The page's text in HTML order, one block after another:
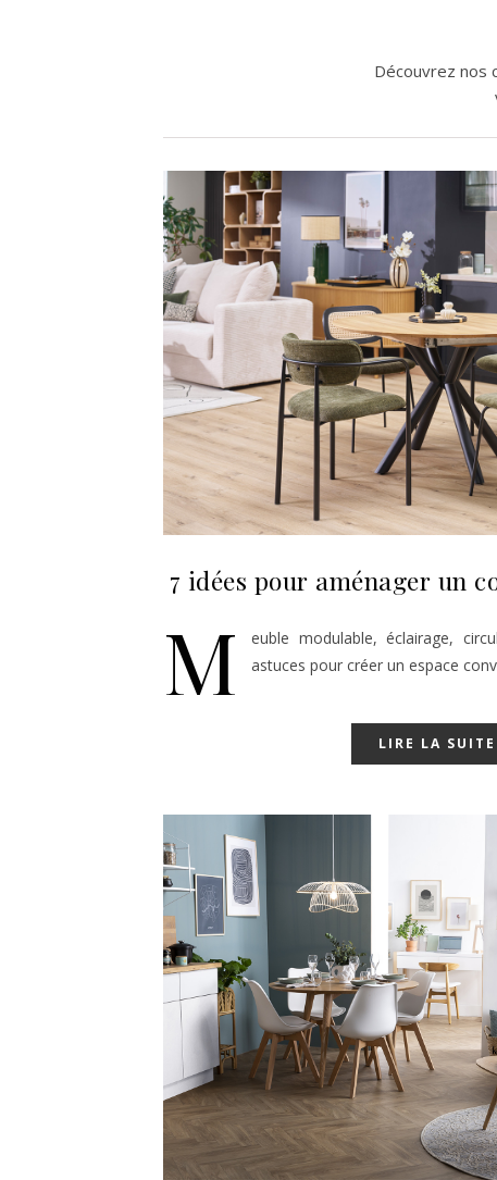
Découvrez nos
7 idées pour aménager un
M
euble modulable, éclairage,
astuces pour créer un espace
LIRE LA SUITE